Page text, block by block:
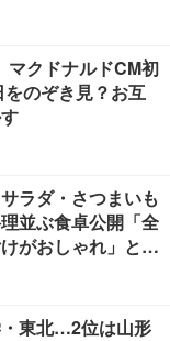
クドナルドCM初
のぞき見？お互
ラダ・さつまいも
並ぶ食卓公開「全
がおしゃれ」と絶
東北…2位は山形